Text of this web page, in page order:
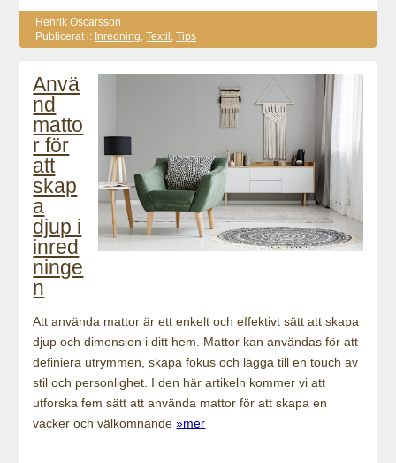
Henrik Oscarsson
Publicerat i: Inredning ,Textil ,Tips
Anvä
nd
matto
r för
att
skap
a
djup i
inred
ninge
n
Att använda mattor är ett enkelt och effektivt sätt att skapa
djup och dimension i ditt hem. Mattor kan användas för att
definiera utrymmen, skapa fokus och lägga till en touch av
stil och personlighet. I den här artikeln kommer vi att
utforska fem sätt att använda mattor för att skapa en
vacker och välkomnande»mer